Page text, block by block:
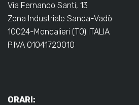
Via Fernando Santi, 13
Zona Industriale Sanda-Vadò
10024-Moncalieri (TO) ITALIA
P.IVA 01041720010
ORARI: